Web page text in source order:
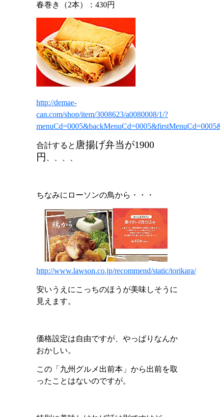
春巻き（2本）：430円
http://demae-
can.com/shop/item/3008623/a0080008/1/?
合計すると 唐揚げ弁当が1900
円
ちなみにローソンの鳥から・・・
http://www.lawson.co.jp/recommend/static/torikara/
安いうえにこっちのほうが美味しそうに
見えます。
価格設定は自由ですが、やっぱりなんか
おかしい。
この「九州グルメ出前本」から出前を取
ったことはないのですが。